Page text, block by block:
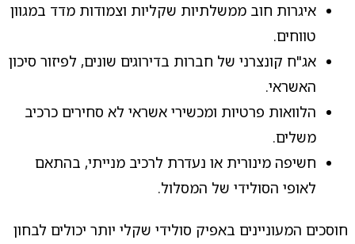
איגרות חוב ממשלתיות שקליות וצמודות מדד במגוון
טווחים.
אג"ח קונצרני של חברות בדירוגים שונים, לפיזור סיכון
האשראי.
הלוואות פרטיות ומכשירי אשראי לא סחירים כרכיב
משלים.
חשיפה מינורית או נעדרת לרכיב מנייתי, בהתאם
לאופי הסולידי של המסלול.
חוסכים המעוניינים באפיק סולידי שקלי יותר יכולים לבחון